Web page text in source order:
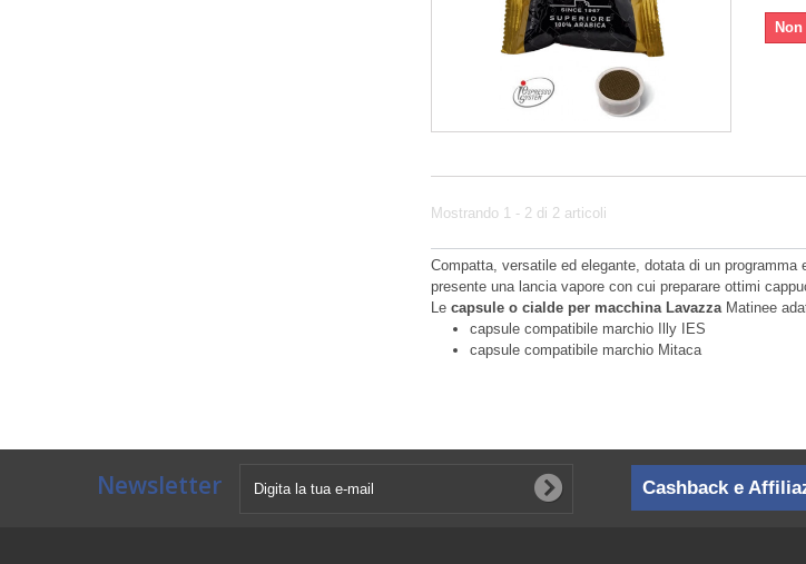
Mostrando 1 - 2 di 2 articoli
Compatta, versatile ed elegante, dotata di un
presente una lancia vapore con cui preparare ottimi
Le capsule o cialde per macchina LavazzaMatinee
capsule compatibile marchio Illy IES
capsule compatibile marchio Mitaca
Newsletter Cashback e